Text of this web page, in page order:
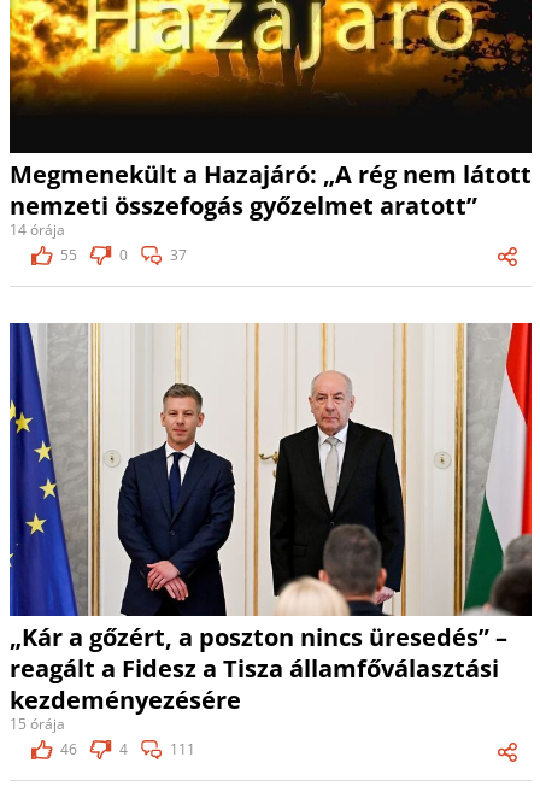
Megmenekült a Hazajáró: „A rég nem látott
nemzeti összefogás győzelmet aratott”
14 órája
55
0 37
„Kár a gőzért, a poszton nincs üresedés” –
reagált a Fidesz a Tisza államfőválasztási
kezdeményezésére
15 órája
46
4 111